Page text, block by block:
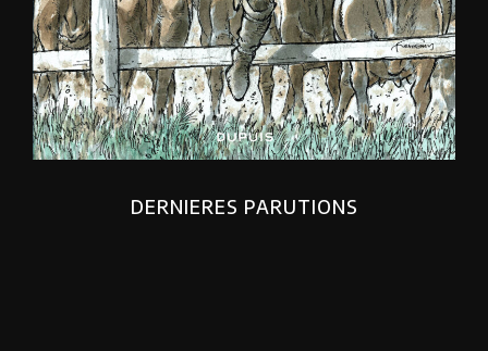
DERNIERES PARUTIONS